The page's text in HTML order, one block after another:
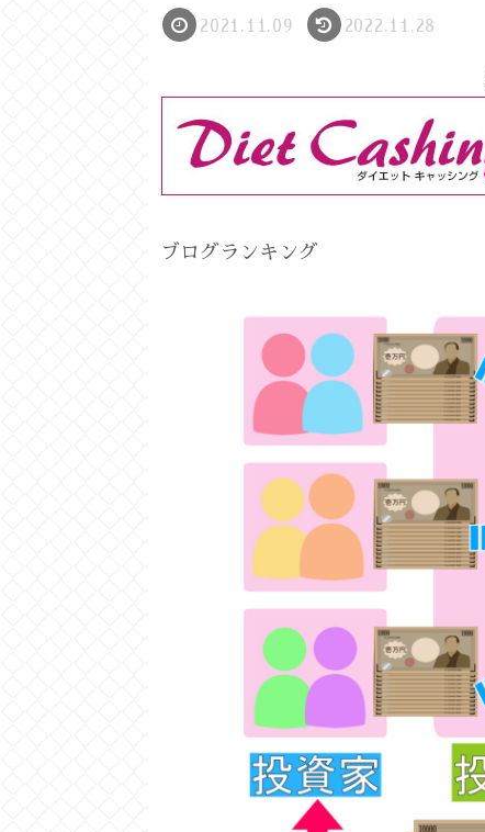
2021.11.09 2022.11.28
ブログランキング